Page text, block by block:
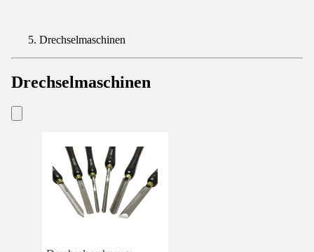
Drechselmaschinen
Drechselmaschinen